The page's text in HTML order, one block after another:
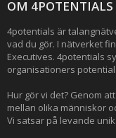
OM 4POTENTIALS
4potentials är
vad du gör. I nätverket
Executives. 4potentials
organisationers potential.
Hur gör vi det? Genom
mellan olika människor
Vi satsar på levande